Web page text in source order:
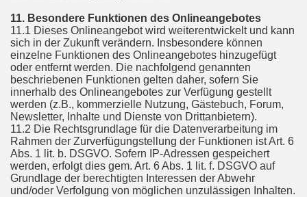
11. Besondere Funktionen des Onlineangebotes
11.1 Dieses Onlineangebot wird weiterentwickelt und kann
sich in der Zukunft verändern. Insbesondere können
einzelne Funktionen des Onlineangebotes hinzugefügt
oder entfernt werden. Die nachfolgend genannten
beschriebenen Funktionen gelten daher, sofern Sie
innerhalb des Onlineangebotes zur Verfügung gestellt
werden (z.B., kommerzielle Nutzung, Gästebuch, Forum,
Newsletter, Inhalte und Dienste von Drittanbietern).
11.2 Die Rechtsgrundlage für die Datenverarbeitung im
Rahmen der Zurverfügungstellung der Funktionen ist Art. 6
Abs. 1 lit. b. DSGVO. Sofern IP-Adressen gespeichert
werden, erfolgt dies gem. Art. 6 Abs. 1 lit. f. DSGVO auf
Grundlage der berechtigten Interessen der Abwehr
und/oder Verfolgung von möglichen unzulässigen Inhalten.